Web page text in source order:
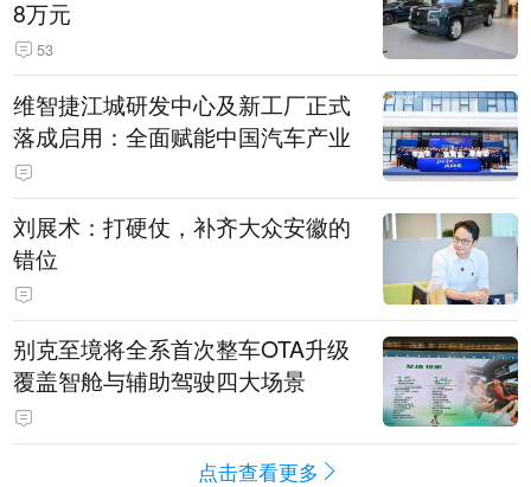
8万元
53
维智捷江城研发中心及新工厂正式
落成启用：全面赋能中国汽车产业
刘展术：打硬仗，补齐大众安徽的
错位
别克至境将全系首次整车OTA升级
覆盖智舱与辅助驾驶四大场景
点击查看更多